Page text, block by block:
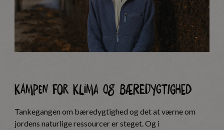
Kampen for klima og bæredygtighed
Tankegangen om bæredygtighed og det at værne om
jordens naturlige ressourcer er steget. Og i